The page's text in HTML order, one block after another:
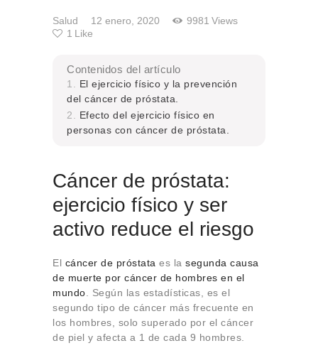
Salud 12 enero, 2020 9981 Views
1 Like
Contenidos del artículo
El ejercicio físico y la prevención
del cáncer de próstata.
Efecto del ejercicio físico en
personas con cáncer de próstata.
Cáncer de próstata:
ejercicio físico y ser
activo reduce el riesgo
El cáncer de próstata es la segunda causa
de muerte por cáncer de hombres en el
mundo . Según las estadísticas, es el
segundo tipo de cáncer más frecuente en
los hombres, solo superado por el cáncer
de piel y afecta a 1 de cada 9 hombres.